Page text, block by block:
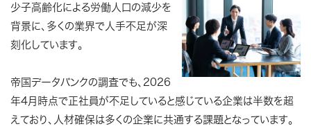
少子高齢化による労働人口の減少を
背景に、多くの業界で人手不足が深
刻化しています。
帝国データバンクの調査でも、2026
年4月時点で正社員が不足していると感じている企業は半数を超
えており、人材確保は多くの企業に共通する課題となっています。